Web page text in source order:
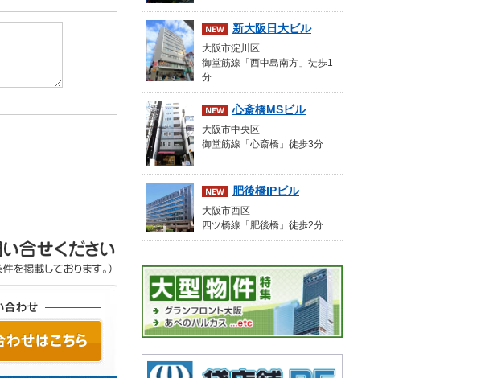
新大阪日大ビル
大阪市淀川区
御堂筋線「西中島南方」徒歩1
分
心斎橋MSビル
大阪市中央区
御堂筋線「心斎橋」徒歩3分
肥後橋IPビル
大阪市西区
四ツ橋線「肥後橋」徒歩2分